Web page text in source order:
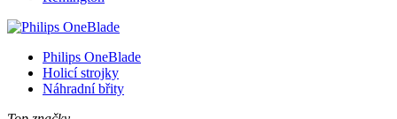
Philips OneBlade
Holicí strojky
Náhradní břity